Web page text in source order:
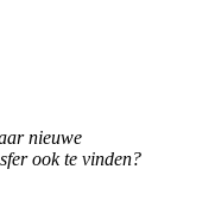
nieuwe
ook te vinden?